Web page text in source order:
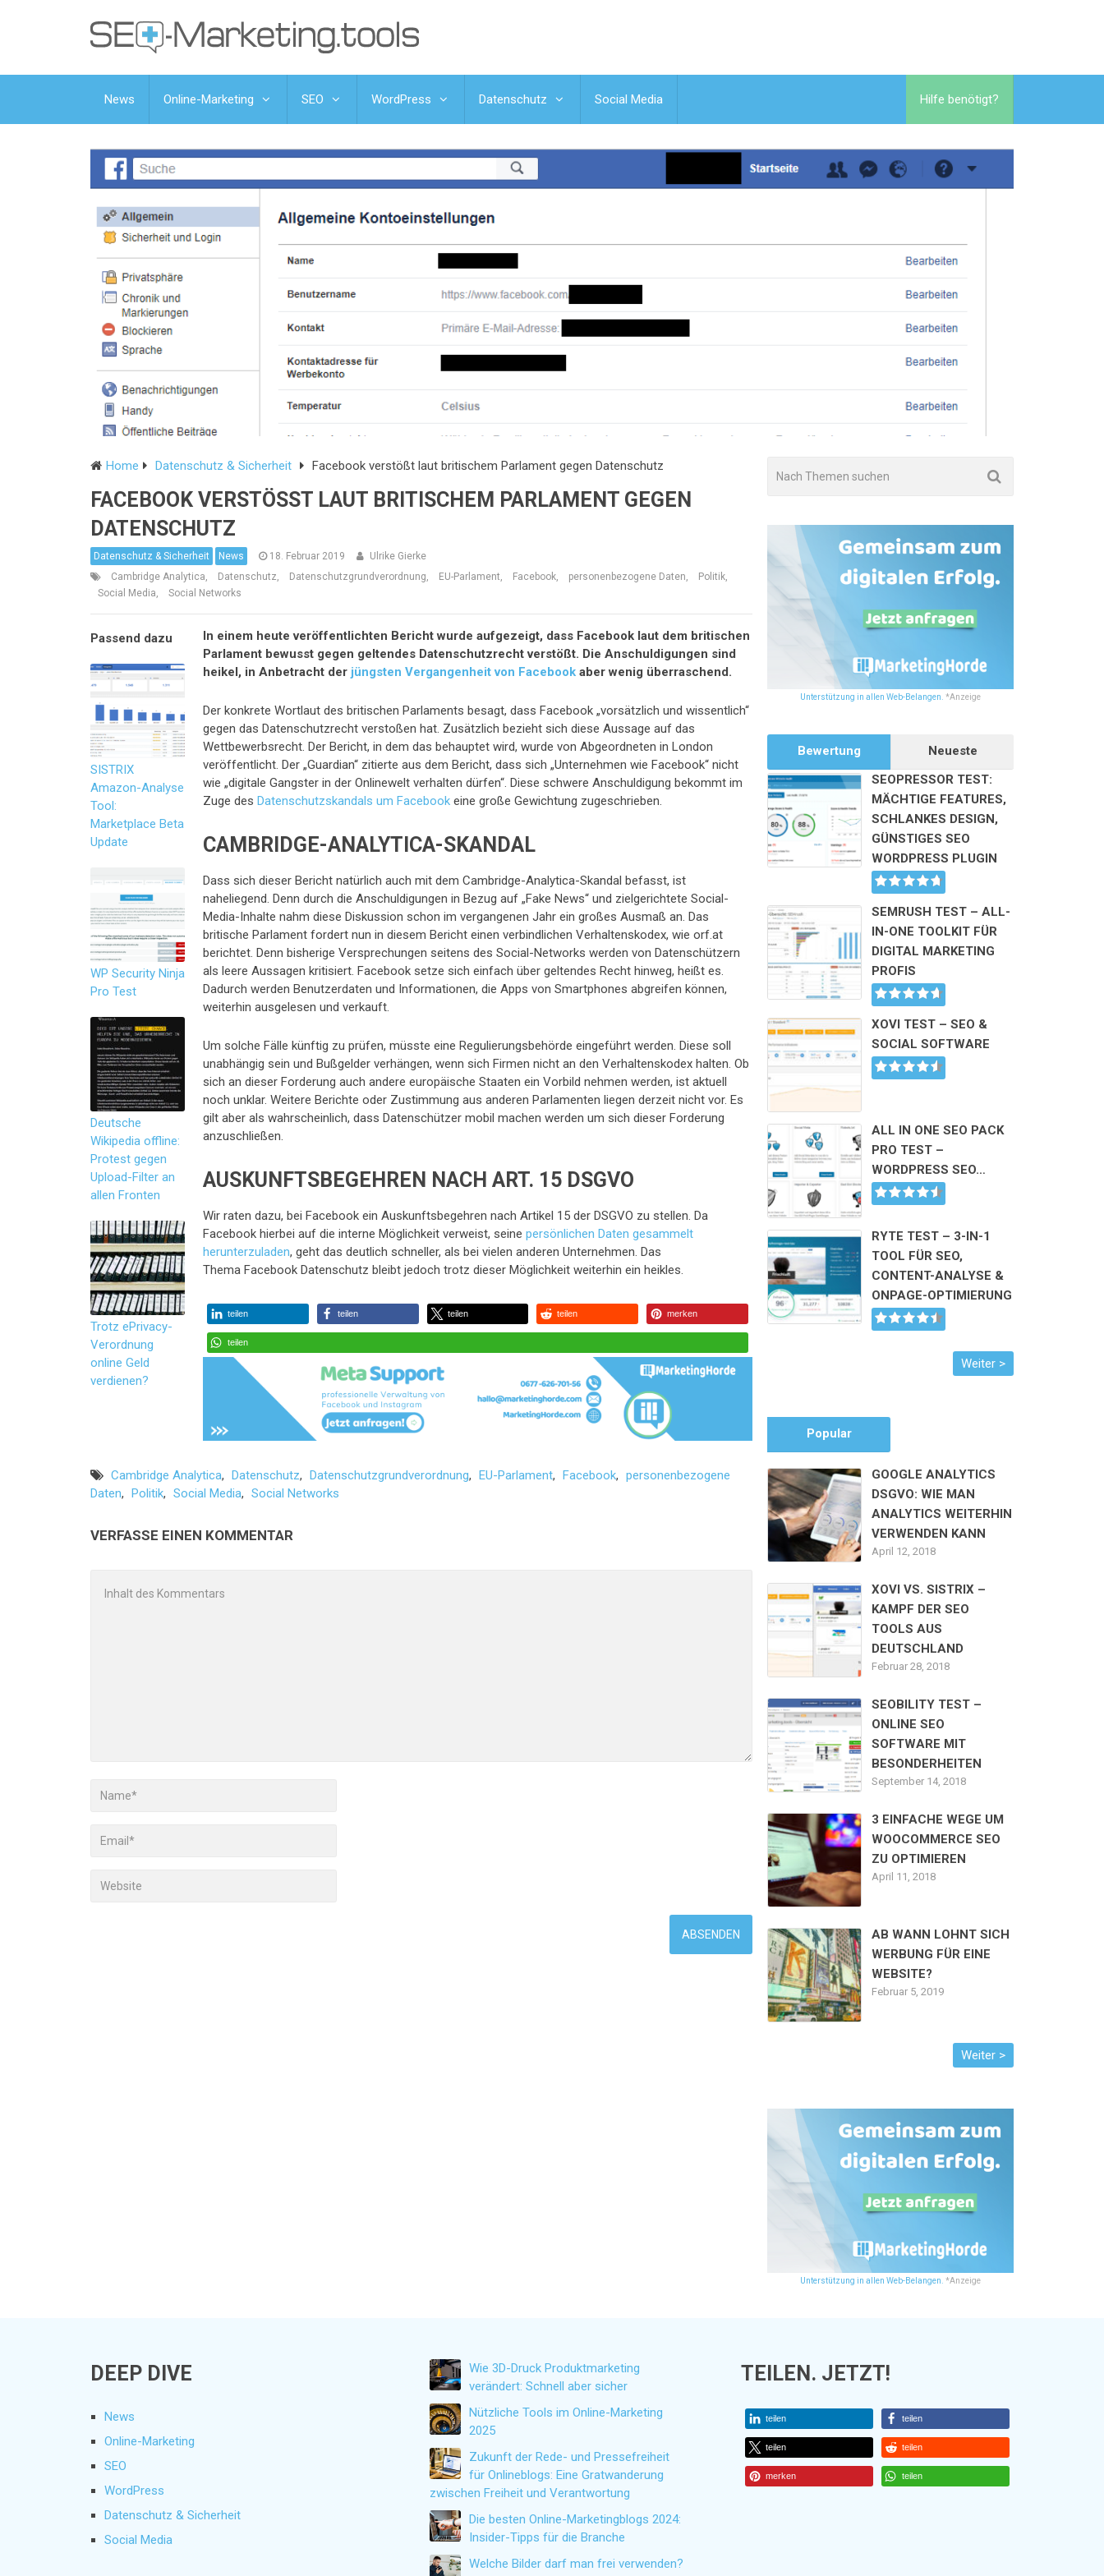
News Online-Marketing SEO WordPress Datenschutz Social Media Hilfe benötigt?
Home Datenschutz & Sicherheit Facebook verstößt laut britischem Parlament gegen Datenschutz
FACEBOOK VERSTÖSST LAUT BRITISCHEM PARLAMENT GEGEN D
ATENSCHUTZ
Datenschutz & Sicherheit News 18. Februar 2019
Ulrike Gierke
Cambridge Analytica, Datenschutz, Datenschutzgrundverordnung, EU-Parlament, Facebook, personenbezogene Daten, Politik,
Social Media, Social Networks
In einem heute veröffentlichten Bericht wurde aufgezeigt, dass Facebook laut dem britischen
Parlament bewusst gegen geltendes Datenschutzrecht verstößt. Die Anschuldigungen sind
heikel, in Anbetracht der jüngsten Vergangenheit von Facebook aber wenig überraschend.
Der konkrete Wortlaut des britischen Parlaments besagt, dass Facebook „vorsätzlich und wissentlich“
gegen das Datenschutzrecht verstoßen hat. Zusätzlich bezieht sich diese Aussage auf das
Wettbewerbsrecht. Der Bericht, in dem das behauptet wird, wurde von Abgeordneten in London
veröffentlicht. Der „Guardian“ zitierte aus dem Bericht, dass sich „Unternehmen wie Facebook“ nicht
wie „digitale Gangster in der Onlinewelt verhalten dürfen“. Diese schwere Anschuldigung bekommt im
Zuge des Datenschutzskandals um Facebook eine große Gewichtung zugeschrieben.
CAMBRIDGE-ANALYTICA-SKANDAL
Dass sich dieser Bericht natürlich auch mit dem Cambridge-Analytica-Skandal befasst, ist
naheliegend. Denn durch die Anschuldigungen in Bezug auf „Fake News“ und zielgerichtete Social-
Media-Inhalte nahm diese Diskussion schon im vergangenen Jahr ein großes Ausmaß an. Das
britische Parlament fordert nun in diesem Bericht einen verbindlichen Verhaltenskodex, wie orf.at
berichtet. Denn bisherige Versprechungen seitens des Social-Networks werden von Datenschützern
als leere Aussagen kritisiert. Facebook setze sich einfach über geltendes Recht hinweg, heißt es.
Dadurch werden Benutzerdaten und Informationen, die Apps von Smartphones abgreifen können,
weiterhin ausgelesen und verkauft.
Um solche Fälle künftig zu prüfen, müsste eine Regulierungsbehörde eingeführt werden. Diese soll
unabhängig sein und Bußgelder verhängen, wenn sich Firmen nicht an den Verhaltenskodex halten. Ob
sich an dieser Forderung auch andere europäische Staaten ein Vorbild nehmen werden, ist aktuell
noch unklar. Weitere Berichte oder Zustimmung aus anderen Parlamenten liegen derzeit nicht vor. Es
gilt aber als wahrscheinlich, dass Datenschützer mobil machen werden um sich dieser Forderung
anzuschließen.
AUSKUNFTSBEGEHREN NACH ART. 15 DSGVO
Wir raten dazu, bei Facebook ein Auskunftsbegehren nach Artikel 15 der DSGVO zu stellen. Da
Facebook hierbei auf die interne Möglichkeit verweist, seinepersönlichen Daten gesammelt
herunterzuladen, geht das deutlich schneller, als bei vielen anderen Unternehmen. Das
Thema Facebook Datenschutz bleibt jedoch trotz dieser Möglichkeit weiterhin ein heikles.
teilen teilen teilen teilen merken
teilen
SISTRIX
Amazon-Analyse
Tool:
Marketplace Beta
Update
WP Security Ninja
Pro Test
Deutsche
Wikipedia offline:
Protest gegen
Upload-Filter an
allen Fronten
Trotz ePrivacy-
Verordnung
online Geld
verdienen?
Cambridge Analytica, Datenschutz, Datenschutzgrundverordnung, EU-Parlament, Facebook, personenbezogene
Daten, Politik, Social Media, Social Networks
VERFASSE EINEN KOMMENTAR
Unterstützung in allen Web-Belangen. *Anzeige
Bewertung
Neueste
SEOPRESSOR TEST:
MÄCHTIGE FEATURES,
SCHLANKES DESIGN,
GÜNSTIGES SEO
WORDPRESS PLUGIN
SEMRUSH TEST – ALL-
IN-ONE TOOLKIT FÜR
DIGITAL MARKETING
PROFIS
XOVI TEST – SEO &
SOCIAL SOFTWARE
ALL IN ONE SEO PACK
PRO TEST –
WORDPRESS SEO…
RYTE TEST – 3-IN-1
TOOL FÜR SEO,
CONTENT-ANALYSE &
ONPAGE-OPTIMIERUNG
Popular
GOOGLE ANALYTICS
DSGVO: WIE MAN
ANALYTICS WEITERHIN
VERWENDEN KANN
April 12, 2018
XOVI VS. SISTRIX –
KAMPF DER SEO
TOOLS AUS
DEUTSCHLAND
Februar 28, 2018
SEOBILITY TEST –
ONLINE SEO
SOFTWARE MIT
BESONDERHEITEN
September 14, 2018
3 EINFACHE WEGE UM
WOOCOMMERCE SEO
ZU OPTIMIEREN
April 11, 2018
AB WANN LOHNT SICH
WERBUNG FÜR EINE
WEBSITE?
Februar 5, 2019
Unterstützung in allen Web-Belangen. *Anzeige
DEEP DIVE
News
Online-Marketing
SEO
WordPress
Datenschutz & Sicherheit
Social Media
Wie 3D-Druck Produktmarketing
verändert: Schnell aber sicher
Nützliche Tools im Online-Marketing
2025
Zukunft der Rede- und Pressefreiheit
für Onlineblogs: Eine Gratwanderung
zwischen Freiheit und Verantwortung
Die besten Online-Marketingblogs 2024:
Insider-Tipps für die Branche
Welche Bilder darf man frei verwenden?
TEILEN. JETZT!
teilen teilen
teilen teilen
merken teilen